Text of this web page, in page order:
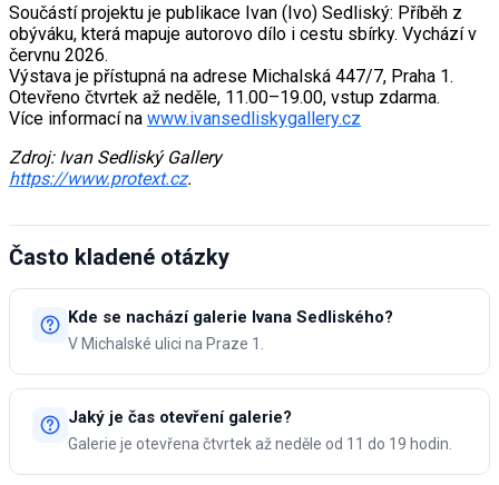
Součástí projektu je publikace Ivan (Ivo) Sedliský: Příběh z
obýváku, která mapuje autorovo dílo i cestu sbírky. Vychází v
červnu 2026.
Výstava je přístupná na adrese Michalská 447/7, Praha 1.
Otevřeno čtvrtek až neděle, 11.00–19.00, vstup zdarma.
Více informací na www.ivansedliskygallery.cz
Zdroj: Ivan Sedliský Gallery
https://www.protext.cz.
Často kladené otázky
Kde se nachází galerie Ivana Sedliského?
V Michalské ulici na Praze 1.
Jaký je čas otevření galerie?
Galerie je otevřena čtvrtek až neděle od 11 do 19 hodin.